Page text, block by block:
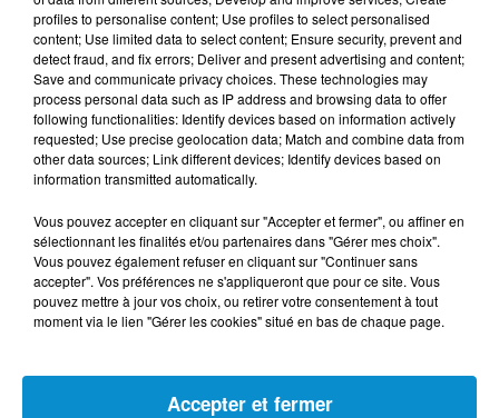
DERNIERS PODCASTS
24 juillet 2026
Les Zinformés - 24/07/26
23 juillet 2026
Les Zinformés - 23/07/26
profiles to personalise content; Use profiles to select personalised
content; Use limited data to select content; Ensure security, prevent and
detect fraud, and fix errors; Deliver and present advertising and content;
Save and communicate privacy choices. These technologies may
process personal data such as IP address and browsing data to offer
following functionalities: Identify devices based on information actively
requested; Use precise geolocation data; Match and combine data from
other data sources; Link different devices; Identify devices based on
information transmitted automatically.
Vous pouvez accepter en cliquant sur "Accepter et fermer", ou affiner en
sélectionnant les finalités et/ou partenaires dans "Gérer mes choix".
Vous pouvez également refuser en cliquant sur "Continuer sans
accepter". Vos préférences ne s'appliqueront que pour ce site. Vous
pouvez mettre à jour vos choix, ou retirer votre consentement à tout
moment via le lien "Gérer les cookies" situé en bas de chaque page.
Accepter et fermer